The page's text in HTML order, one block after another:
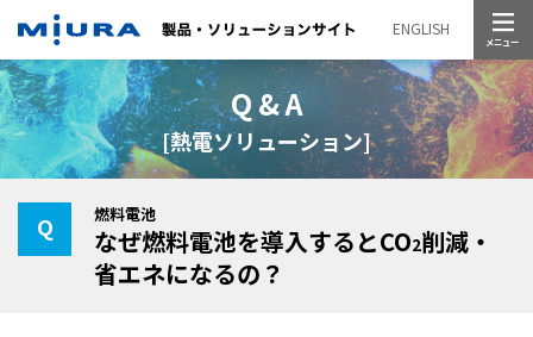
ENGLISH
Q & A
[熱電ソリューション]
燃料電池
なぜ燃料電池を導入するとCO2削減・
省エネになるの？